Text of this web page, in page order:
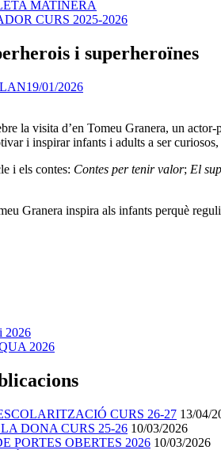
MATINERA
CURS 2025-2026
i superheroïnes
19/01/2026
la visita d’en Tomeu Granera, un
i inspirar infants i adults a ser curiosos,
i els contes: Contes per tenir valor; El
Granera inspira als infants perquè
2026
2026
CURS 26-27 13/04/
DONA CURS 25-26 10/03/2026
PORTES OBERTES 2026 10/03/2026